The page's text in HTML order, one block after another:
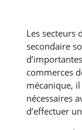
Les secteurs
secondaire
commerces
mécanique,
nécessaires
d’effectuer